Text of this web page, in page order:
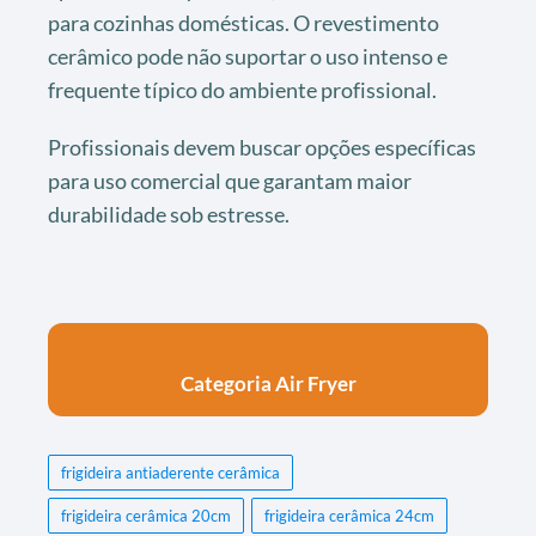
para cozinhas domésticas. O revestimento
cerâmico pode não suportar o uso intenso e
frequente típico do ambiente profissional.
Profissionais devem buscar opções específicas
para uso comercial que garantam maior
durabilidade sob estresse.
Categoria Air Fryer
frigideira antiaderente cerâmica
frigideira cerâmica 20cm frigideira cerâmica 24cm